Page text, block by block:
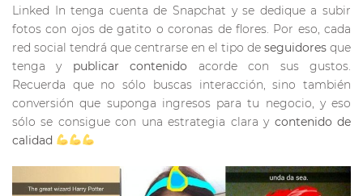
Linked In tenga cuenta de Snapchat y se dedique a subir
fotos con ojos de gatito o coronas de flores. Por eso, cada
red social tendrá que centrarse en el tipo de seguidores que
tenga y publicar contenido acorde con sus gustos.
Recuerda que no sólo buscas interacción, sino también
conversión que suponga ingresos para tu negocio, y eso
sólo se consigue con una estrategia clara y contenido de
calidad